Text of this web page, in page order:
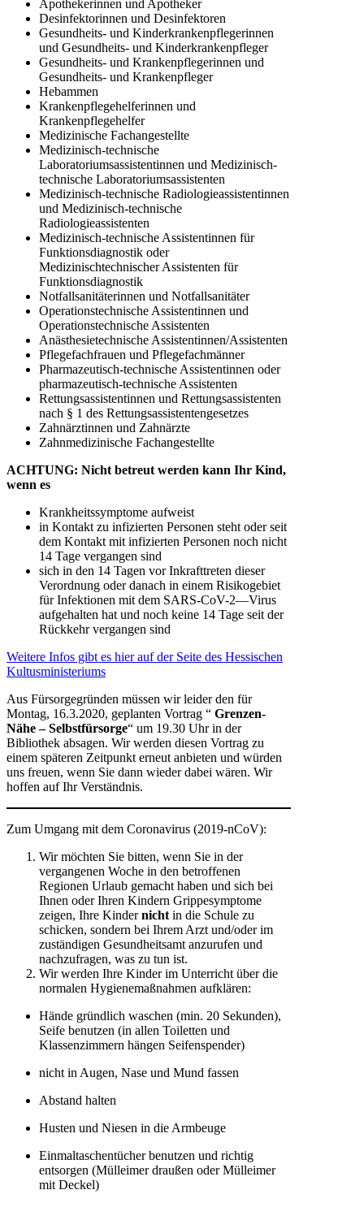
Apothekerinnen und Apotheker
Desinfektorinnen und Desinfektoren
Gesundheits- und Kinderkrankenpflegerinnen
und Gesundheits- und Kinderkrankenpfleger
Gesundheits- und Krankenpflegerinnen und
Gesundheits- und Krankenpfleger
Hebammen
Krankenpflegehelferinnen und
Krankenpflegehelfer
Medizinische Fachangestellte
Medizinisch-technische
Laboratoriumsassistentinnen und Medizinisch-
technische Laboratoriumsassistenten
Medizinisch-technische Radiologieassistentinnen
und Medizinisch-technische
Radiologieassistenten
Medizinisch-technische Assistentinnen für
Funktionsdiagnostik oder
Medizinischtechnischer Assistenten für
Funktionsdiagnostik
Notfallsanitäterinnen und Notfallsanitäter
Operationstechnische Assistentinnen und
Operationstechnische Assistenten
Anästhesietechnische Assistentinnen/Assistenten
Pflegefachfrauen und Pflegefachmänner
Pharmazeutisch-technische Assistentinnen oder
pharmazeutisch-technische Assistenten
Rettungsassistentinnen und Rettungsassistenten
nach § 1 des Rettungsassistentengesetzes
Zahnärztinnen und Zahnärzte
Zahnmedizinische Fachangestellte
ACHTUNG: Nicht betreut werden kann Ihr Kind,
wenn es
Krankheitssymptome aufweist
in Kontakt zu infizierten Personen steht oder seit
dem Kontakt mit infizierten Personen noch nicht
14 Tage vergangen sind
sich in den 14 Tagen vor Inkrafttreten dieser
Verordnung oder danach in einem Risikogebiet
für Infektionen mit dem SARS-CoV-2—Virus
aufgehalten hat und noch keine 14 Tage seit der
Rückkehr vergangen sind
Weitere Infos gibt es hier auf der Seite des Hessischen
Kultusministeriums
Aus Fürsorgegründen müssen wir leider den für
Montag, 16.3.2020, geplanten Vortrag “ Grenzen-
Nähe – Selbstfürsorge“ um 19.30 Uhr in der
Bibliothek absagen. Wir werden diesen Vortrag zu
einem späteren Zeitpunkt erneut anbieten und würden
uns freuen, wenn Sie dann wieder dabei wären. Wir
hoffen auf Ihr Verständnis.
Zum Umgang mit dem Coronavirus (2019-nCoV):
Wir möchten Sie bitten, wenn Sie in der
vergangenen Woche in den betroffenen
Regionen Urlaub gemacht haben und sich bei
Ihnen oder Ihren Kindern Grippesymptome
zeigen, Ihre Kindernicht in die Schule zu
schicken, sondern bei Ihrem Arzt und/oder im
zuständigen Gesundheitsamt anzurufen und
nachzufragen, was zu tun ist.
Wir werden Ihre Kinder im Unterricht über die
normalen Hygienemaßnahmen aufklären:
Hände gründlich waschen (min. 20 Sekunden),
Seife benutzen (in allen Toiletten und
Klassenzimmern hängen Seifenspender)
nicht in Augen, Nase und Mund fassen
Abstand halten
Husten und Niesen in die Armbeuge
Einmaltaschentücher benutzen und richtig
entsorgen (Mülleimer draußen oder Mülleimer
mit Deckel)